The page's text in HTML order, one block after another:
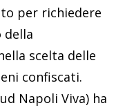
per richiedere
della
scelta delle
confiscati.
Napoli Viva) ha